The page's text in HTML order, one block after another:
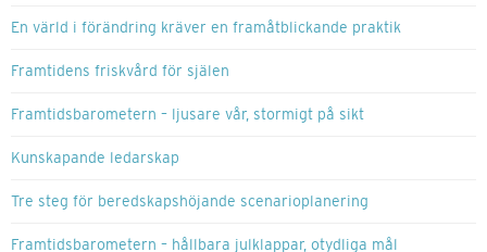
En värld i förändring kräver en framåtblickande praktik
Framtidens friskvård för själen
Framtidsbarometern – ljusare vår, stormigt på sikt
Kunskapande ledarskap
Tre steg för beredskapshöjande scenarioplanering
Framtidsbarometern – hållbara julklappar, otydliga mål